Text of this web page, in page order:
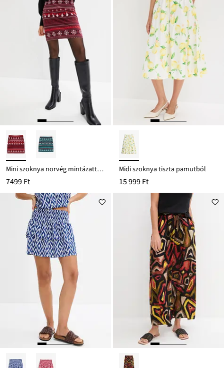
Mini szoknya norvég mintázattal pamut-elasztán keverékből
7499 Ft
Midi szoknya tiszta pamutból
15 999 Ft